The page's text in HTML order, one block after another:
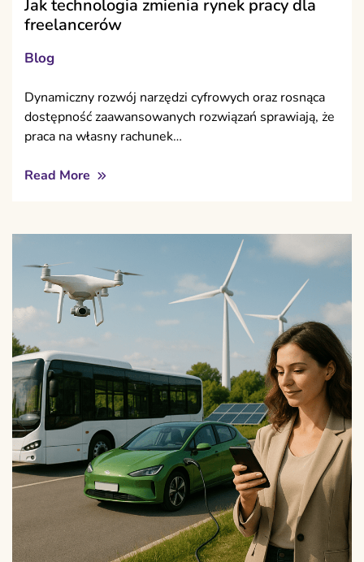
Jak technologia zmienia rynek pracy dla
freelancerów
Blog
Dynamiczny rozwój narzędzi cyfrowych oraz rosnąca
dostępność zaawansowanych rozwiązań sprawiają, że
praca na własny rachunek…
Read More